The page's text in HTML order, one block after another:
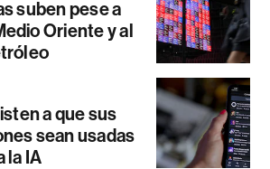
suben pese a
Oriente y al
a que sus
sean usadas
la IA